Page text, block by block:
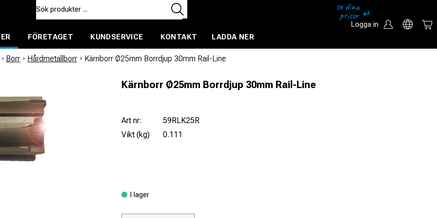
Logga in
FÖRETAGET KUNDSERVICE KONTAKT LADDA NER
/ Borr / Hårdmetallborr / Kärnborr Ø25mm Borrdjup 30mm Rail-Line
Kärnborr Ø25mm Borrdjup 30mm Rail-Line
Art nr:
59RLK25R
Vikt (kg)
0.111
I lager